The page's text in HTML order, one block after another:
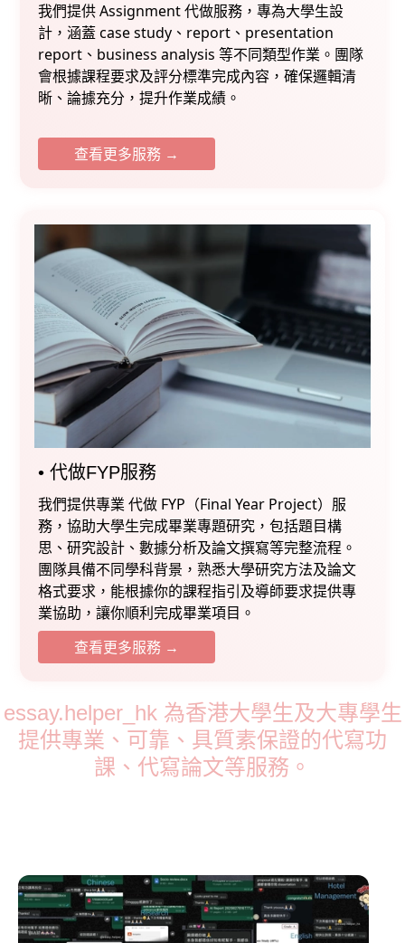
我們提供 Assignment 代做服務，專為大學生設
計，涵蓋 case study、report、presentation
report、business analysis 等不同類型作業。團隊
會根據課程要求及評分標準完成內容，確保邏輯清
晰、論據充分，提升作業成績。
查看更多服務 →
•⁠ ⁠⁠代做FYP服務⁠
我們提供專業 代做 FYP（Final Year Project）服
務，協助大學生完成畢業專題研究，包括題目構
思、研究設計、數據分析及論文撰寫等完整流程。
團隊具備不同學科背景，熟悉大學研究方法及論文
格式要求，能根據你的課程指引及導師要求提供專
業協助，讓你順利完成畢業項目。
查看更多服務 →
essay.helper_hk 為香港大學生及大專學生
提供專業、可靠、具質素保證的代寫功
課、代寫論文等服務。